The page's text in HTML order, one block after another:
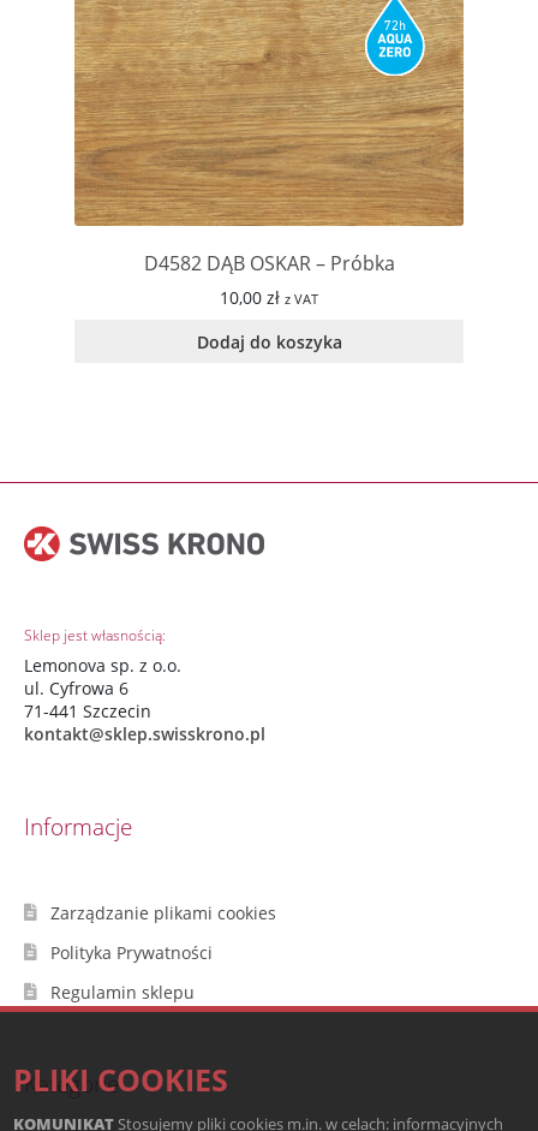
D4582 DĄB OSKAR – Próbka
10,00 zł z VAT
Dodaj do koszyka
Sklep jest własnością:
Lemonova sp. z o.o.
ul. Cyfrowa 6
71-441 Szczecin
kontakt@sklep.swisskrono.pl
Informacje
Zarządzanie plikami cookies
Polityka Prywatności
Regulamin sklepu
Kategorie
PLIKI COOKIES
KOMUNIKATStosujemy pliki cookies m.in. w celach: informacyjnych